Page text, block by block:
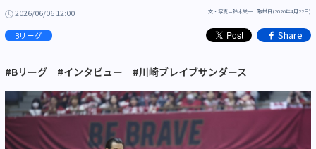
2026/06/06 12:00 文・写真＝鈴木栄一 取材日(2026年4月22日)
Bリーグ Share
#Bリーグ #インタビュー #川崎ブレイブサンダース